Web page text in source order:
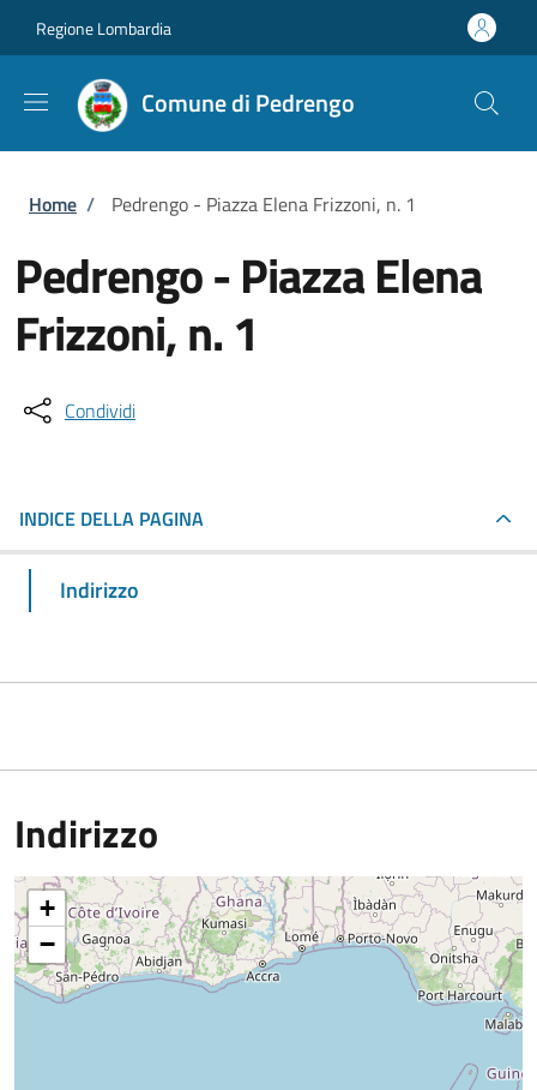
Regione Lombardia
Comune di Pedrengo
Briciole di pane
Home / Pedrengo - Piazza Elena Frizzoni, n. 1
Pedrengo - Piazza Elena
Frizzoni, n. 1
Condividi
INDICE DELLA PAGINA
Indirizzo
Indirizzo
+
−